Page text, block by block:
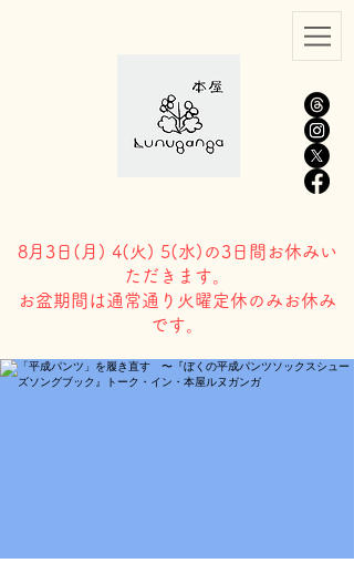
8月3日( 月) 4(火) 5(水)の3日間お休みい
ただきます。
​お盆期間は通常通り火曜定休のみお休み
です。